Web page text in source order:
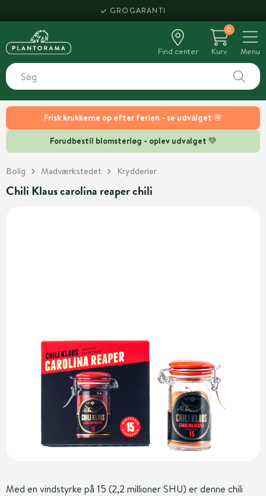
Frisk krukkerne op efter ferien - se udvalget 🌸
Forudbestil blomsterløg - oplev udvalget 💚
GROGARANTI
Find center
0
Kurv
Menu
Bolig Madværkstedet Krydderier
Chili Klaus carolina reaper chili
Med en vindstyrke på 15 (2,2 millioner SHU) er denne chili